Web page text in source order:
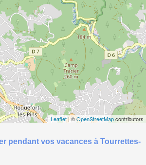
Leaflet| ©OpenStreetMapcontributors
pendant vos vacances à Tourrettes-